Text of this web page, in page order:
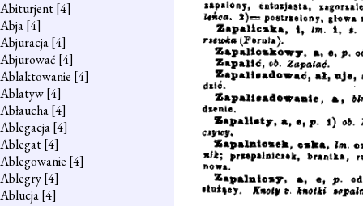
Abiturjent[4]
Abja[4]
Abjuracja[4]
Abjurować [4]
Ablaktowanie [4]
Ablatyw[4]
Abłaucha[4]
Ablegacja[4]
Ablegat[4]
Ablegowanie [4]
Ablegry[4]
Ablucja[4]